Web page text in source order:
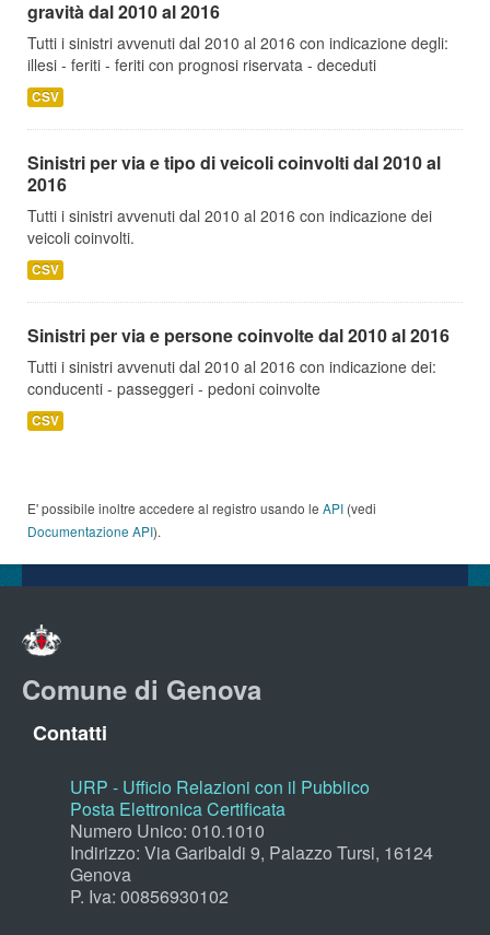
gravità dal 2010 al 2016
Tutti i sinistri avvenuti dal 2010 al 2016 con indicazione degli:
illesi - feriti - feriti con prognosi riservata - deceduti
CSV
Sinistri per via e tipo di veicoli coinvolti dal 2010 al
2016
Tutti i sinistri avvenuti dal 2010 al 2016 con indicazione dei
veicoli coinvolti.
CSV
Sinistri per via e persone coinvolte dal 2010 al 2016
Tutti i sinistri avvenuti dal 2010 al 2016 con indicazione dei:
conducenti - passeggeri - pedoni coinvolte
CSV
E' possibile inoltre accedere al registro usando le API (vedi
Documentazione API).
Comune di Genova
Contatti
URP - Ufficio Relazioni con il Pubblico
Posta Elettronica Certificata
Numero Unico: 010.1010
Indirizzo: Via Garibaldi 9, Palazzo Tursi, 16124
Genova
P. Iva: 00856930102